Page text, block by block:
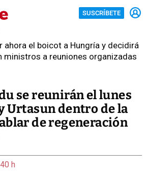
SUSCRÍBETE
ahora el boicot a Hungría y decidirá
ministros a reuniones organizadas
se reunirán el lunes
Urtasun dentro de la
de regeneración
h